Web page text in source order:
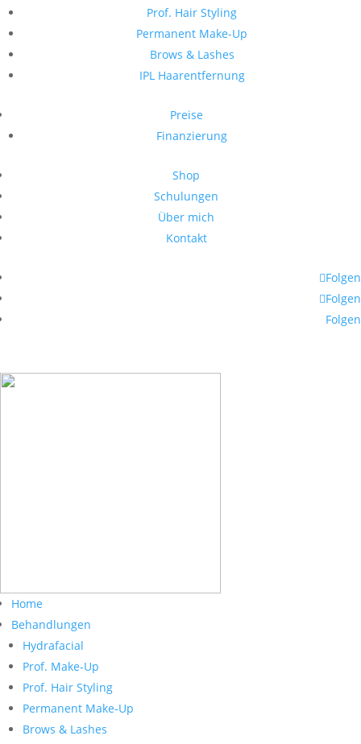
Prof. Hair Styling
Permanent Make-Up
Brows & Lashes
IPL Haarentfernung
Preise
Finanzierung
Shop
Schulungen
Über mich
Kontakt
Folgen
Folgen
Folgen
Home
Behandlungen
Hydrafacial
Prof. Make-Up
Prof. Hair Styling
Permanent Make-Up
Brows & Lashes